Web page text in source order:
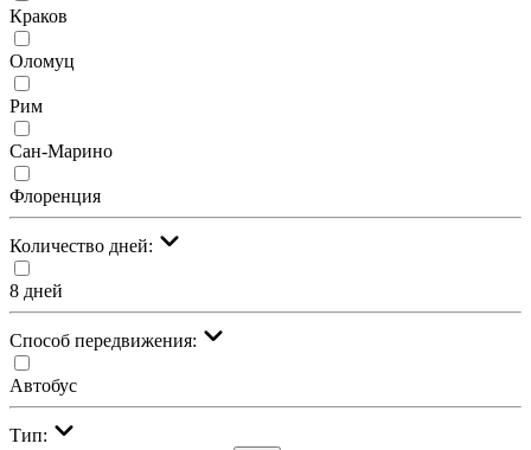
Краков
Оломуц
Рим
Сан-Марино
Флоренция
Количество дней:
8 дней
Cпособ передвижения:
Автобус
Тип: